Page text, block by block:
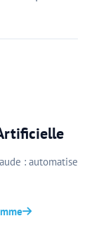
: automatisez